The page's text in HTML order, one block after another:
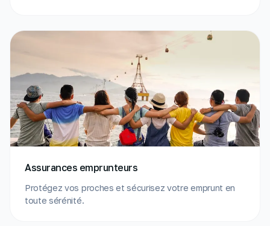
Assurances emprunteurs
Protégez vos proches et sécurisez votre emprunt en
toute sérénité.